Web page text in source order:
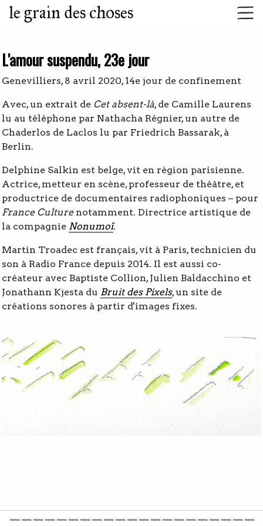
le grain des choses
L'amour suspendu, 23e jour
Genevilliers, 8 avril 2020, 14e jour de confinement
Avec, un extrait de Cet absent-là, de Camille Laurens
lu au téléphone par Nathacha Régnier, un autre de
Chaderlos de Laclos lu par Friedrich Bassarak, à
Berlin.
Delphine Salkin est belge, vit en région parisienne.
Actrice, metteur en scène, professeur de théâtre, et
productrice de documentaires radiophoniques – pour
France Culturenotamment. Directrice artistique de
la compagnie Nonumoï.
Martin Troadec est français, vit à Paris, technicien du
son à Radio France depuis 2014. Il est aussi co-
créateur avec Baptiste Collion, Julien Baldacchino et
Jonathann Kjesta du Bruit des Pixels, un site de
créations sonores à partir d'images fixes.